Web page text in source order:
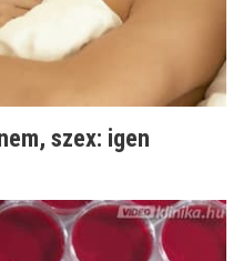
szex: igen